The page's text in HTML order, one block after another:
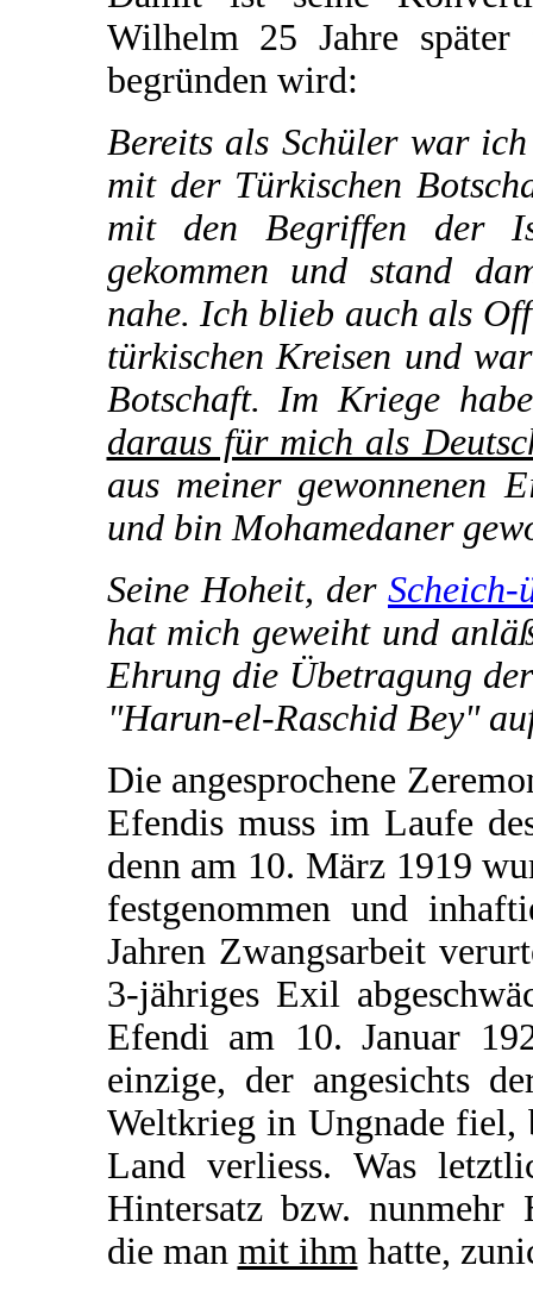
Wilhelm 25 Jahre später
begründen wird:
Bereits als Schüler war
mit der Türkischen
mit den Begriffen der
gekommen und stand
nahe. Ich blieb auch als
türkischen Kreisen und
Botschaft. Im Kriege
daraus für mich als
aus meiner gewonnenen
und bin Mohamedaner
Seine Hoheit, der
hat mich geweiht und
Ehrung die Übetragung
"Harun-el-Raschid Bey"
Die angesprochene
Efendis muss im Laufe
denn am 10. März 1919
festgenommen und
Jahren Zwangsarbeit
3-jähriges Exil
Efendi am 10. Januar
einzige, der angesichts
Weltkrieg in Ungnade fiel,
Land verliess. Was
Hintersatz bzw. nunmehr
die man mit ihm hatte,